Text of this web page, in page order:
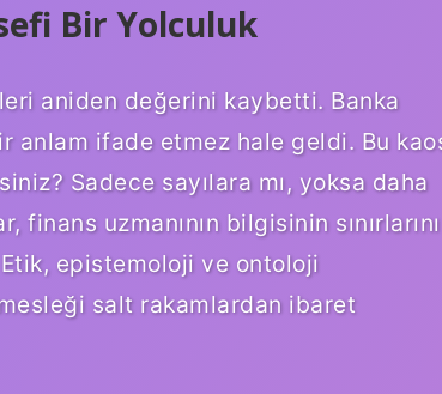
Bir Yolculuk
aniden değerini kaybetti. Banka
anlam ifade etmez hale geldi. Bu
Sadece sayılara mı, yoksa daha
uzmanının bilgisinin sınırlarını
epistemoloji ve ontoloji
salt rakamlardan ibaret